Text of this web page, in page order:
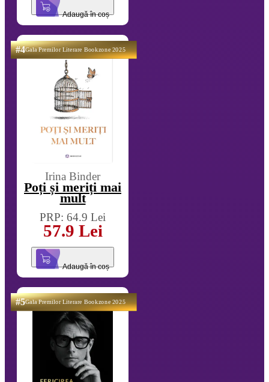
Adaugă în coș
#4Gala Premilor Literare Bookzone 2025
Irina Binder
Poți și meriți mai
mult
PRP: 64.9 Lei
57.9 Lei
Adaugă în coș
#5Gala Premilor Literare Bookzone 2025